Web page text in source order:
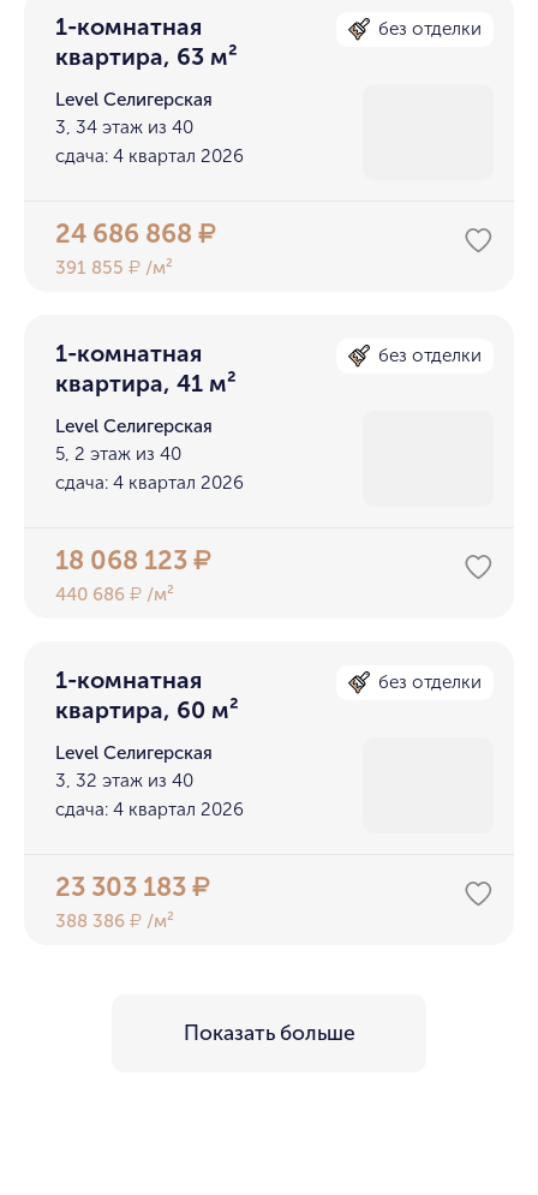
1-комнатная
квартира, 63 м²
без отделки
Level Селигерская
3, 34 этаж из 40
сдача: 4 квартал 2026
24 686 868₽
391 855₽ /м²
1-комнатная
квартира, 41 м²
без отделки
Level Селигерская
5, 2 этаж из 40
сдача: 4 квартал 2026
18 068 123₽
440 686₽ /м²
1-комнатная
квартира, 60 м²
без отделки
Level Селигерская
3, 32 этаж из 40
сдача: 4 квартал 2026
23 303 183₽
388 386₽ /м²
Показать больше